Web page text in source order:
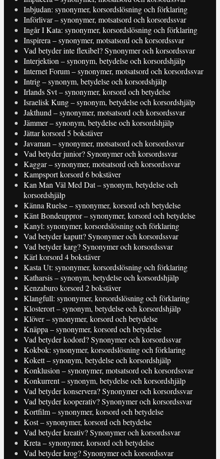
Inbjudan: synonymer, korsordslösning och förklaring
Införlivar – synonymer, motsatsord och korsordssvar
Ingår I Kata: synonymer, korsordslösning och förklaring
Inspirera – synonymer, motsatsord och korsordssvar
Vad betyder inte flexibel? Synonymer och korsordssvar
Interjektion – synonym, betydelse och korsordshjälp
Internet Forum – synonymer, motsatsord och korsordssvar
Intrig – synonym, betydelse och korsordshjälp
Irlands Svt – synonymer, korsord och betydelse
Israelisk Kung – synonym, betydelse och korsordshjälp
Jakthund – synonymer, motsatsord och korsordssvar
Jämmer – synonym, betydelse och korsordshjälp
Jättar korsord 5 bokstäver
Javaman – synonymer, motsatsord och korsordssvar
Vad betyder junior? Synonymer och korsordssvar
Kaggar – synonymer, motsatsord och korsordssvar
Kampsport korsord 6 bokstäver
Kan Man Väl Med Dat – synonym, betydelse och
korsordshjälp
Känna Ruelse – synonymer, korsord och betydelse
Känt Bondeuppror – synonymer, korsord och betydelse
Kanyl: synonymer, korsordslösning och förklaring
Vad betyder kaputt? Synonymer och korsordssvar
Vad betyder karg? Synonymer och korsordssvar
Kärl korsord 4 bokstäver
Kasta Ut: synonymer, korsordslösning och förklaring
Katharsis – synonym, betydelse och korsordshjälp
Kenzaburo korsord 2 bokstäver
Klangfull: synonymer, korsordslösning och förklaring
Klosterort – synonym, betydelse och korsordshjälp
Klöver – synonymer, korsord och betydelse
Knäppa – synonymer, korsord och betydelse
Vad betyder kodord? Synonymer och korsordssvar
Kokbok: synonymer, korsordslösning och förklaring
Kokett – synonym, betydelse och korsordshjälp
Konklusion – synonymer, motsatsord och korsordssvar
Konkurrent – synonym, betydelse och korsordshjälp
Vad betyder konservera? Synonymer och korsordssvar
Vad betyder kooperativ? Synonymer och korsordssvar
Kortfilm – synonymer, korsord och betydelse
Kost – synonymer, korsord och betydelse
Vad betyder kreativ? Synonymer och korsordssvar
Kreta – synonymer, korsord och betydelse
Vad betyder krog? Synonymer och korsordssvar